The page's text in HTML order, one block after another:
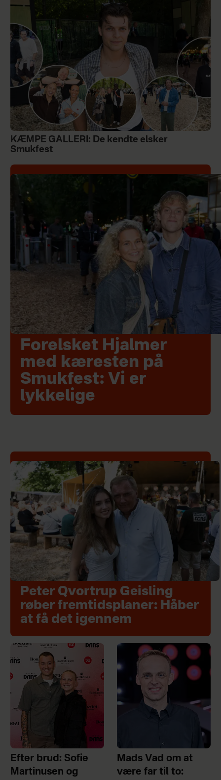
KÆMPE GALLERI: De kendte elsker
Smukfest
Forelsket Hjalmer
med kæresten på
Smukfest: Vi er
lykkelige
Peter Qvortrup Geisling
røber fremtidsplaner: Håber
at få det igennem
Efter brud: Sofie
Martinusen og
Mads Vad om at
være far til to: